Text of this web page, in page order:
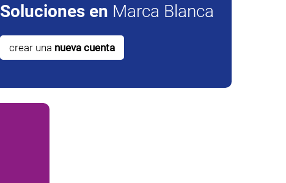
Soluciones en Marca Blanca
crear una nueva cuenta